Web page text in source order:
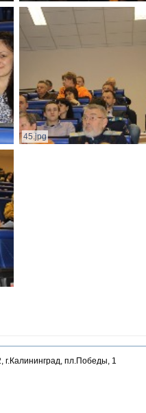
45.jpg
г.Калининград, пл.Победы, 1